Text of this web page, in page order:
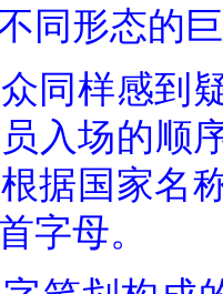
同形态的
同样感到
入场的顺
据国家名
字母。